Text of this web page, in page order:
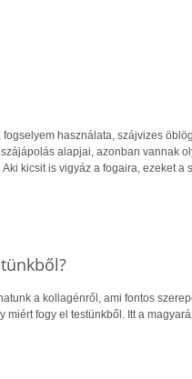
fogselyem használata, szájvizes
alapjai, azonban vannak
kicsit is vigyáz a fogaira, ezeket a
a kollagénről, ami fontos
miért fogy el testünkből. Itt a